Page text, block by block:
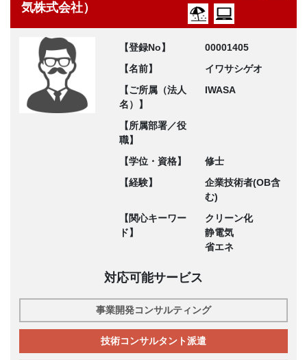
気株式会社）
【登録No】
00001405
【名前】
イワサシゲオ
【ご所属（法人
名）】
IWASA
【所属部署／役
職】
【学位・資格】
修士
【経験】
企業技術者(OB含
む)
【関心キーワー
ド】
クリーン化
静電気
省エネ
対応可能サービス
事業開発コンサルティング
技術コンサルタント派遣